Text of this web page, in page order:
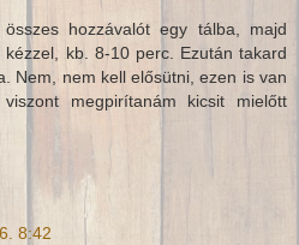
hozzávalót egy tálba, majd
kb. 8-10 perc. Ezután takard
Nem, nem kell elősütni, ezen is van
megpirítanám kicsit mielőtt
8:42